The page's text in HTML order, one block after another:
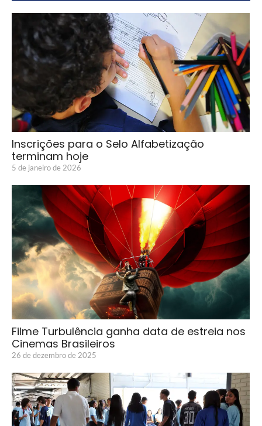
Inscrições para o Selo Alfabetização
terminam hoje
5 de janeiro de 2026
Filme Turbulência ganha data de estreia nos
Cinemas Brasileiros
26 de dezembro de 2025